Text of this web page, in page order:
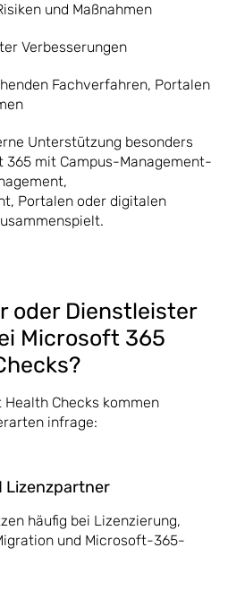
und Maßnahmen
Verbesserungen
Fachverfahren, Portalen
Unterstützung besonders
mit Campus-Management-
Portalen oder digitalen
oder Dienstleister
Microsoft 365
Checks kommen
infrage:
Lizenzpartner
häufig bei Lizenzierung,
und Microsoft-365-